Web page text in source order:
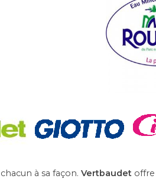
à sa façon. Vertbaudet offre